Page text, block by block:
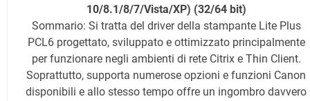
10/8.1/8/7/Vista/XP) (32/64 bit)
Sommario: Si tratta del driver della stampante Lite Plus
PCL6 progettato, sviluppato e ottimizzato principalmente
per funzionare negli ambienti di rete Citrix e Thin Client.
Soprattutto, supporta numerose opzioni e funzioni Canon
disponibili e allo stesso tempo offre un ingombro davvero